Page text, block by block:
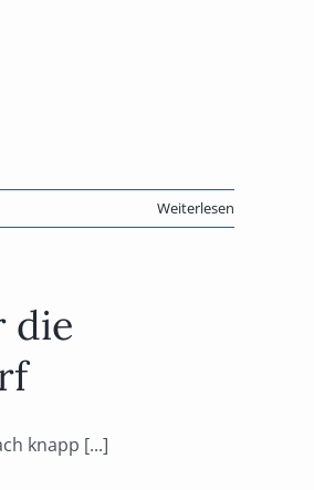
Weiterlesen
die
knapp [...]